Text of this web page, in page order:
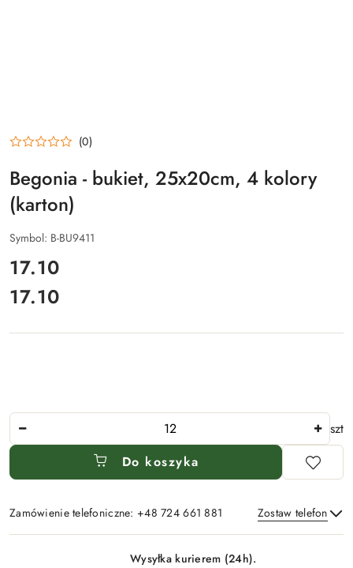
(0)
Begonia - bukiet, 25x20cm, 4 kolory
(karton)
Symbol: B-BU9411
cena:
17.10
Cena:
17.10
szt
Do koszyka
Zamówienie telefoniczne: +48 724 661 881 Zostaw telefon
Wysyłka kurierem (24h).